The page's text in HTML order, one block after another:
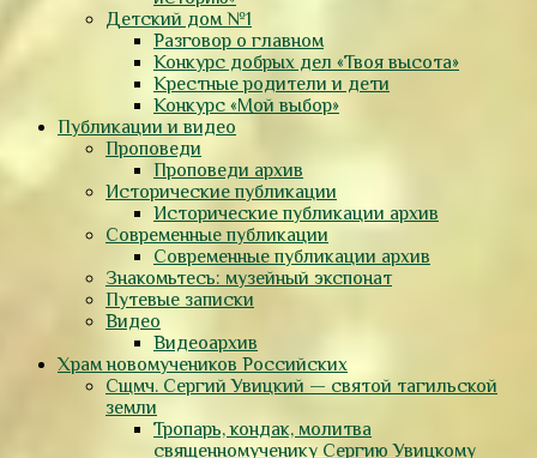
Детский дом №1
Разговор о главном
Конкурс добрых дел «Твоя высота»
Крестные родители и дети
Конкурс «Мой выбор»
Публикации и видео
Проповеди
Проповеди архив
Исторические публикации
Исторические публикации архив
Современные публикации
Современные публикации архив
Знакомьтесь: музейный экспонат
Путевые записки
Видео
Видеоархив
Храм новомучеников Российских
Сщмч. Сергий Увицкий — святой тагильской
земли
Тропарь, кондак, молитва
священномученику Сергию Увицкому